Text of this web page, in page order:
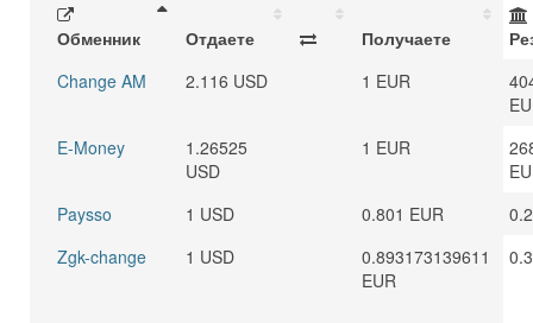
Обменник Отдаете Получаете
Change AM
2.116 USD 1 EUR
E-Money
1.26525
USD
1 EUR
Paysso
1 USD 0.801 EUR
Zgk-change
1 USD
0.893173139611
EUR